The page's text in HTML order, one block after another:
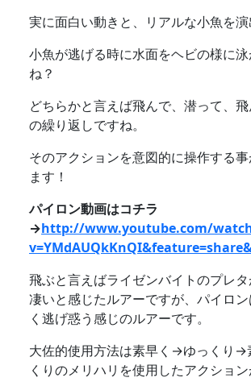
実に面白い動きと、リアルな小魚を演
小魚が逃げる時に水面をヘビの様に
ね？
どちらかと言えば飛んで、潜って、
の繰り返しですね。
そのアクションを意図的に操作する
ます！
パイロン動画はコチラ
→http://www.youtube.com/
飛ぶと言えばライゼンバイトのプレ
凄いと感じたルアーですが、パイロ
く逃げ惑う感じのルアーです。
大佐的使用方法は素早く→ゆっくり
くりのメリハリを使用したアクション